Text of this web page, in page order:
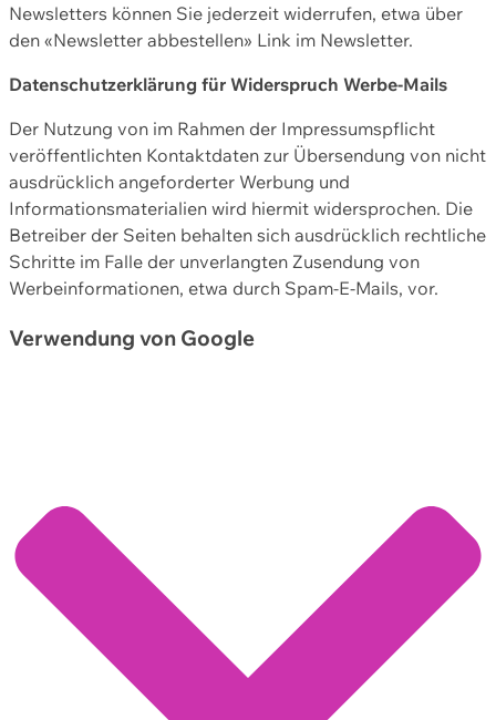
Newsletters können Sie jederzeit widerrufen, etwa über
den «Newsletter abbestellen» Link im Newsletter.
Datenschutzerklärung für Widerspruch Werbe-Mails
Der Nutzung von im Rahmen der Impressumspflicht
veröffentlichten Kontaktdaten zur Übersendung von nicht
ausdrücklich angeforderter Werbung und
Informationsmaterialien wird hiermit widersprochen. Die
Betreiber der Seiten behalten sich ausdrücklich rechtliche
Schritte im Falle der unverlangten Zusendung von
Werbeinformationen, etwa durch Spam-E-Mails, vor.
Verwendung von Google